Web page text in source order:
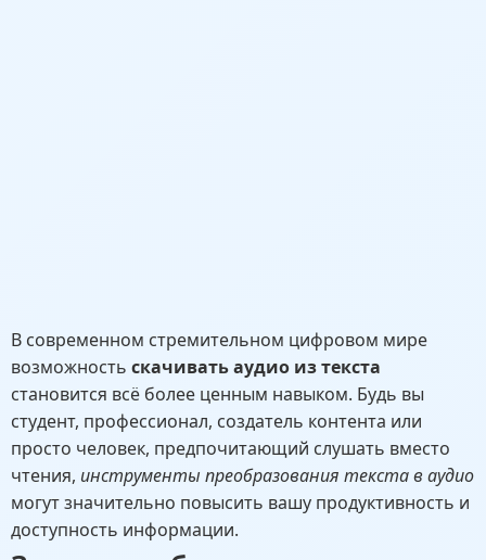
В современном стремительном цифровом мире
возможность скачивать аудио из текста
становится всё более ценным навыком. Будь вы
студент, профессионал, создатель контента или
просто человек, предпочитающий слушать вместо
чтения, инструменты преобразования текста в аудио
могут значительно повысить вашу продуктивность и
доступность информации.